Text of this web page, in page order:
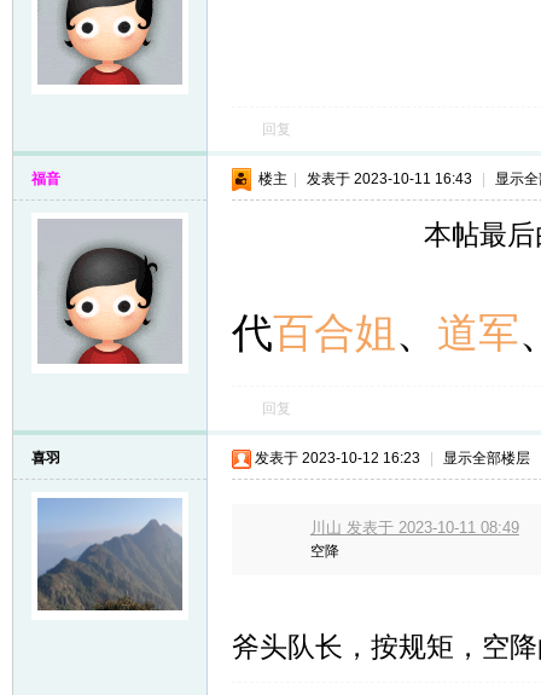
回复
福音 楼主 发表于 2023-10-11 16:43 显示
本帖最
代百合姐、 道军
回复
喜羽 发表于 2023-10-12 16:23 显示全部楼层
川山 发表于 2023-10-11 08:49
空降
斧头队长，按规矩，空